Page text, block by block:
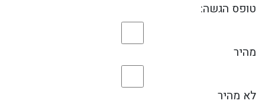
טופס הגשה:
מהיר
לא מהיר